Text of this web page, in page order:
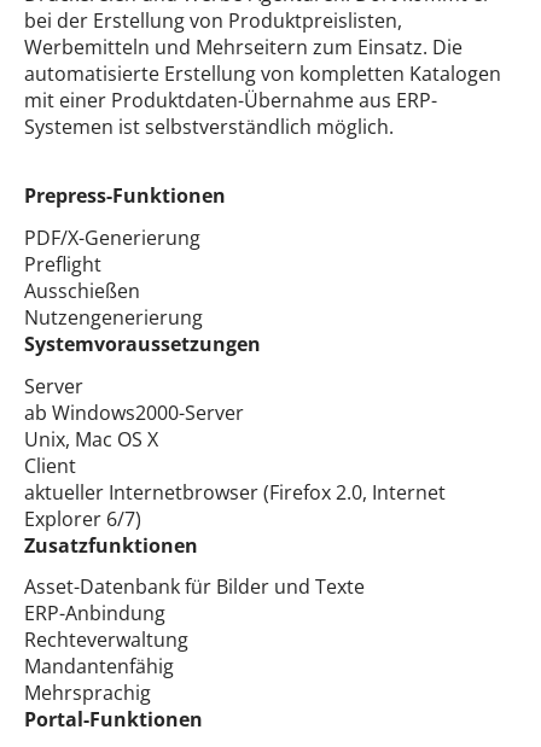
bei der Erstellung von Produktpreislisten,
Werbemitteln und Mehrseitern zum Einsatz. Die
automatisierte Erstellung von kompletten Katalogen
mit einer Produktdaten-Übernahme aus ERP-
Systemen ist selbstverständlich möglich.
Prepress-Funktionen
PDF/X-Generierung
Preflight
Ausschießen
Nutzengenerierung
Systemvoraussetzungen
Server
ab Windows2000-Server
Unix, Mac OS X
Client
aktueller Internetbrowser (Firefox 2.0, Internet
Explorer 6/7)
Zusatzfunktionen
Asset-Datenbank für Bilder und Texte
ERP-Anbindung
Rechteverwaltung
Mandantenfähig
Mehrsprachig
Portal-Funktionen